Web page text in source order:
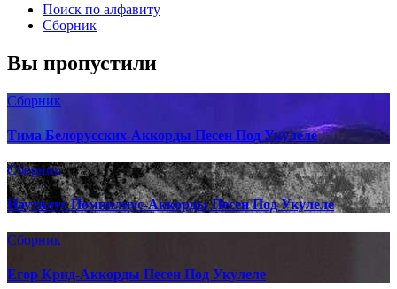
Поиск по алфавиту
Сборник
Вы пропустили
Сборник
Тима Белорусских-Аккорды Песен Под Укулеле
Сборник
Наутилус Помпилиус-Аккорды Песен Под Укулеле
Сборник
Егор Крид-Аккорды Песен Под Укулеле